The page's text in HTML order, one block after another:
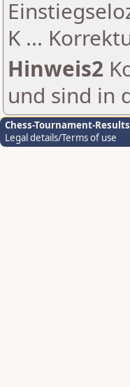
K ...
Hinweis2
und sind in
Chess-Tournament-
Legal details/Terms of use